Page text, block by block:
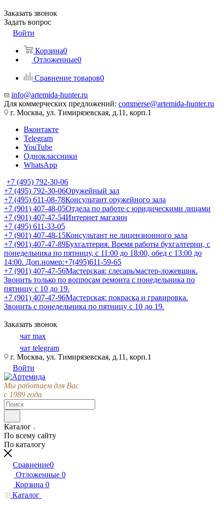
Заказать звонок
Задать вопрос
Войти
Корзина0
Отложенные0
Сравнение товаров0
info@artemida-hunter.ru
Для коммерческих предложений: commerse@artemida-hunter.ru
г. Москва, ул. Тимирязевская, д.11, корп.1
Вконтакте
Telegram
YouTube
Одноклассники
WhatsApp
+7 (495) 792-30-06
+7 (495) 792-30-06Оружейный зал
+7 (495) 611-08-78Консультант оружейного зала
+7 (901) 407-48-05Отдела по работе с юридическими лицами
+7 (901) 407-47-54Интернет магазин
+7 (495) 611-33-05
+7 (901) 407-48-15Консультант не лицензионного зала
+7 (901) 407-47-89Бухгалтерия. Время работы бухгалтерии, с
понедельника по пятницу, с 11:00 до 18:00, обед с 13:00 до
14:00. Доп.номер:+7(495)611-59-65
+7 (901) 407-47-56Мастерская: слесарь/мастер-ложевщик.
Звонить только по вопросам ремонта с понедельника по
пятницу с 10 до 19.
+7 (901) 407-47-96Мастерская: покраска и гравировка.
Звонить с понедельника по пятницу с 10 до 19.
Заказать звонок
чат max
чат telegram
г. Москва, ул. Тимирязевская, д.11, корп.1
Войти
Мы работаем для Вас
с 1989 года
Каталог
По всему сайту
По каталогу
Сравнение0
Отложенные 0
Корзина 0
Каталог